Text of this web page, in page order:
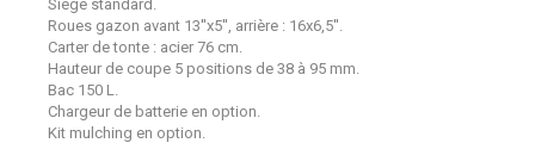
Siège standard.
Roues gazon avant 13''x5'', arrière : 16x6,5''.
Carter de tonte : acier 76 cm.
Hauteur de coupe 5 positions de 38 à 95 mm.
Bac 150 L.
Chargeur de batterie en option.
Kit mulching en option.